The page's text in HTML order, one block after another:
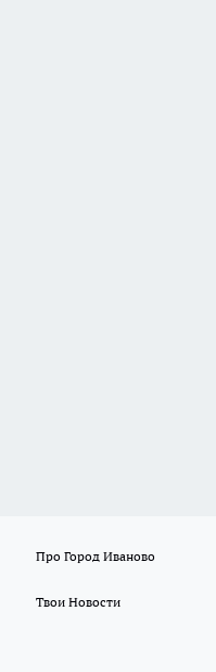
Про Город Иваново
Твои Новости